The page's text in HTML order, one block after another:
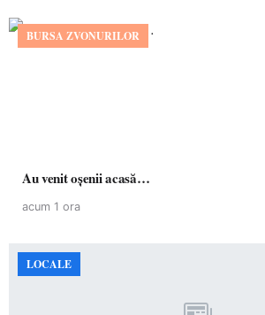
BURSA ZVONURILOR
Au venit oșenii acasă…
acum 1 ora
LOCALE